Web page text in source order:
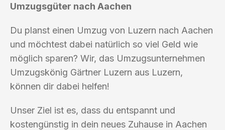
Umzugsgüter nach Aachen
Du planst einen Umzug von Luzern nach Aachen
und möchtest dabei natürlich so viel Geld wie
möglich sparen? Wir, das Umzugsunternehmen
Umzugskönig Gärtner Luzern aus Luzern,
können dir dabei helfen!
Unser Ziel ist es, dass du entspannt und
kostengünstig in dein neues Zuhause in Aachen